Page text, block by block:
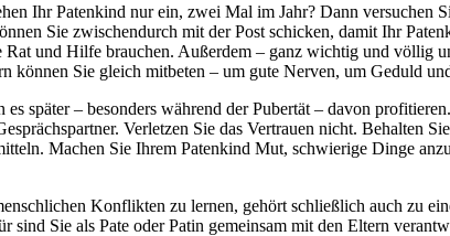
Ihr Patenkind nur ein, zwei Mal im Jahr? Dann versuchen
Sie zwischendurch mit der Post schicken, damit Ihr
und Hilfe brauchen. Außerdem – ganz wichtig und völlig
können Sie gleich mitbeten – um gute Nerven, um Geduld
später – besonders während der Pubertät – davon
Verletzen Sie das Vertrauen nicht. Behalten
Machen Sie Ihrem Patenkind Mut, schwierige Dinge
Konflikten zu lernen, gehört schließlich auch zu
Sie als Pate oder Patin gemeinsam mit den Eltern